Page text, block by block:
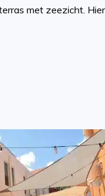
met zeezicht.